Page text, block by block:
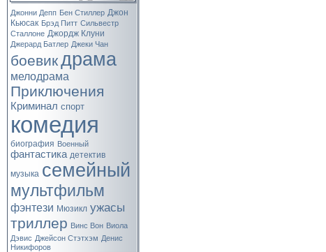
Джонни Депп Бен Стиллер Джон
Кьюсак Брэд Питт Сильвестр
Сталлоне Джордж Клуни
Джерард Батлер Джеки Чан
боевикдрама
мелодрама
Приключения
Криминал спорт
комедия
биография Военный
фантастика детектив
музыка семейный
мультфильм
фэнтези Мюзикл ужасы
триллер Винс Вон Виола
Дэвис Джейсон Стэтхэм Денис
Никифоров